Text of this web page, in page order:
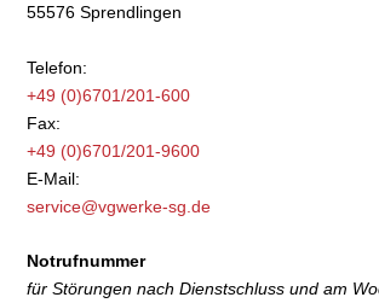
55576 Sprendlingen
Telefon:
+49 (0)6701/201-600
Fax:
+49 (0)6701/201-9600
E-Mail:
service@vgwerke-sg.de
Notrufnummer
für Störungen nach Dienstschluss und am